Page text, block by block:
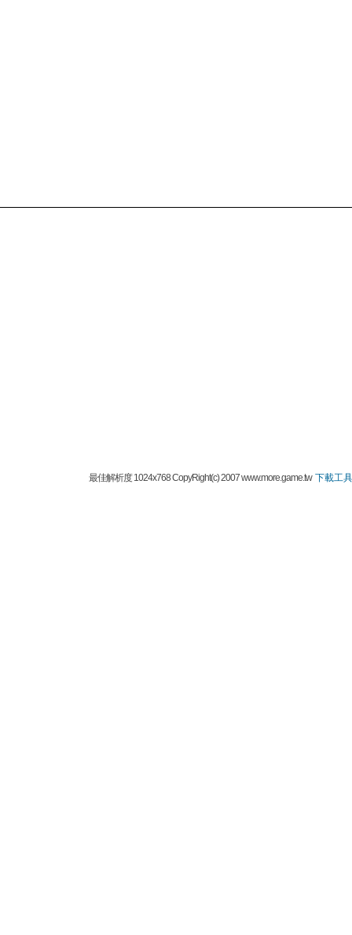
最佳解析度 1024x768 CopyRight(c) 2007 www.more.game.tw下載工